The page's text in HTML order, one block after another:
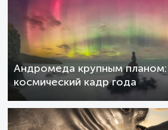
Андромеда крупным планом:
космический кадр года